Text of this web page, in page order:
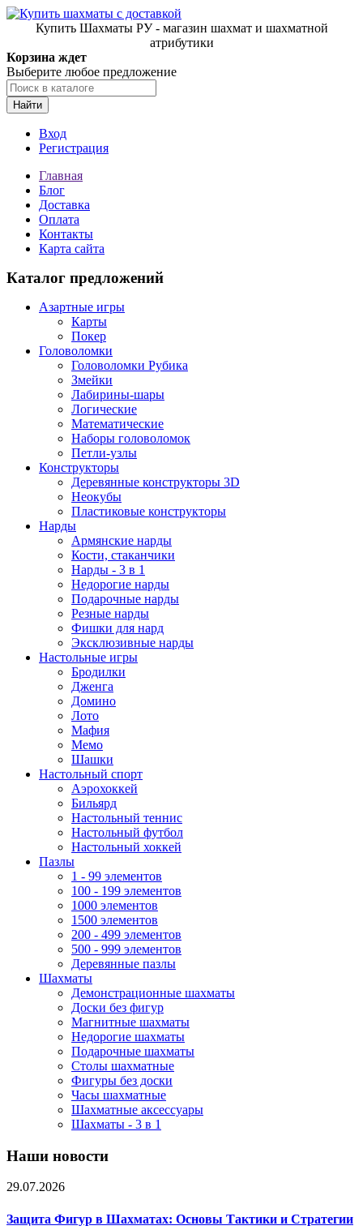
Купить Шахматы РУ - магазин шахмат и шахматной
атрибутики
Корзина ждет
Выберите любое предложение
Найти
Вход
Регистрация
Главная
Блог
Доставка
Оплата
Контакты
Карта сайта
Каталог предложений
Азартные игры
Карты
Покер
Головоломки
Головоломки Рубика
Змейки
Лабирины-шары
Логические
Математические
Наборы головоломок
Петли-узлы
Конструкторы
Деревянные конструкторы 3D
Неокубы
Пластиковые конструкторы
Нарды
Армянские нарды
Кости, стаканчики
Нарды - 3 в 1
Недорогие нарды
Подарочные нарды
Резные нарды
Фишки для нард
Эксклюзивные нарды
Настольные игры
Бродилки
Дженга
Домино
Лото
Мафия
Мемо
Шашки
Настольный спорт
Аэрохоккей
Бильярд
Настольный теннис
Настольный футбол
Настольный хоккей
Пазлы
1 - 99 элементов
100 - 199 элементов
1000 элементов
1500 элементов
200 - 499 элементов
500 - 999 элементов
Деревянные пазлы
Шахматы
Демонстрационные шахматы
Доски без фигур
Магнитные шахматы
Недорогие шахматы
Подарочные шахматы
Столы шахматные
Фигуры без доски
Часы шахматные
Шахматные аксессуары
Шахматы - 3 в 1
Наши новости
29.07.2026
Защита Фигур в Шахматах: Основы Тактики и Стратегии